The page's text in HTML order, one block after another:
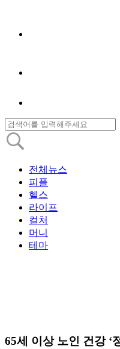
전체뉴스
피플
헬스
라이프
컬처
머니
테마
65세 이상 노인 건강 ‘